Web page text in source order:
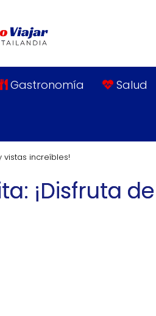
Gastronomía Salud
vistas increíbles!
¡Disfruta de